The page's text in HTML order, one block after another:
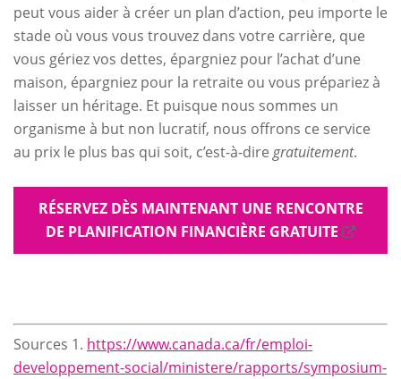
peut vous aider à créer un plan d’action, peu importe le
stade où vous vous trouvez dans votre carrière, que
vous gériez vos dettes, épargniez pour l’achat d’une
maison, épargniez pour la retraite ou vous prépariez à
laisser un héritage. Et puisque nous sommes un
organisme à but non lucratif, nous offrons ce service
au prix le plus bas qui soit, c’est-à-dire gratuitement.
RÉSERVEZ DÈS MAINTENANT UNE RENCONTRE
DE PLANIFICATION FINANCIÈRE GRATUITE
Sources 1. https://www.canada.ca/fr/emploi-
developpement-social/ministere/rapports/symposium-